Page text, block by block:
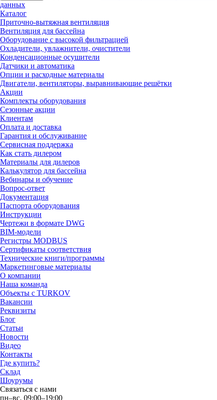
данных
Каталог
Приточно-вытяжная вентиляция
Вентиляция для бассейна
Оборудование с высокой фильтрацией
Охладители, увлажнители, очистители
Конденсационные осушители
Датчики и автоматика
Опции и расходные материалы
Двигатели, вентиляторы, выравнивающие решётки
Акции
Комплекты оборудования
Сезонные акции
Клиентам
Оплата и доставка
Гарантия и обслуживание
Сервисная поддержка
Как стать дилером
Материалы для дилеров
Калькулятор для бассейна
Вебинары и обучение
Вопрос-ответ
Документация
Паспорта оборудования
Инструкции
Чертежи в формате DWG
BIM-модели
Регистры MODBUS
Сертификаты соответствия
Технические книги/программы
Маркетинговые материалы
О компании
Наша команда
Объекты с TURKOV
Вакансии
Реквизиты
Блог
Статьи
Новости
Видео
Контакты
Где купить?
Склад
Шоурумы
Связаться с нами
пн–вс, 09:00–19:00